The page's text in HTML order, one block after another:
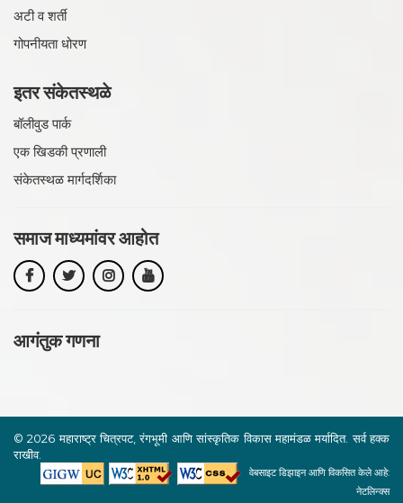
अटी व शर्ती
गोपनीयता धोरण
इतर संकेतस्थळे
बॉलीवुड पार्क
एक खिडकी प्रणाली
संकेतस्थळ मार्गदर्शिका
समाज माध्यमांवरआहोत
आगंतुक गणना
©2026 महाराष्ट्र चित्रपट, रंगभूमी आणि सांस्कृतिक विकास महामंडळ मर्यादित. सर्व हक्क
राखीव.
वेबसाइट डिझाइन आणि विकसित केले आहे:
नेटलिन्क्स